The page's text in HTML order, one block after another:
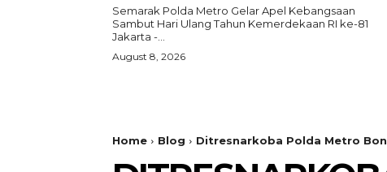
Semarak Polda Metro Gelar Apel Kebangsaan
Sambut Hari Ulang Tahun Kemerdekaan RI ke-81
Jakarta -...
August 8, 2026